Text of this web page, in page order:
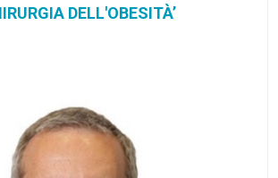
DELL'OBESITÀ’